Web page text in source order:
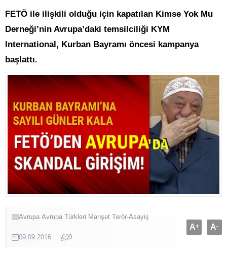
FETÖ ile ilişkili olduğu için kapatılan Kimse Yok Mu
Derneği’nin Avrupa’daki temsilciliği KYM
International, Kurban Bayramı öncesi kampanya
başlattı.
Avrupa Avrupa Türkleri Manşet Terör-Asayiş
09.09.2016 0
A+ A-